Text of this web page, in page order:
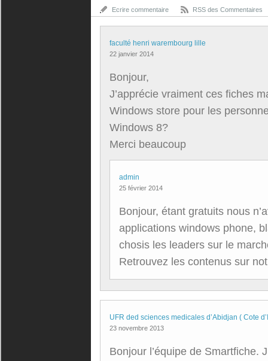
Ecrire commentaire RSS des Commentaires
faculté henri warembourg lille
22 janvier 2014
Bonjour,
J’apprécie vraiment ces fiches
Windows store pour les
Windows 8?
Merci beaucoup
admin
25 février 2014
Bonjour, étant gratuits nous
applications windows phone,
chosis les leaders sur le
Retrouvez les contenus sur
UFR ded sciences medicales d’Abidjan ( Cote
23 novembre 2013
Bonjour l’équipe de Smartfiche.